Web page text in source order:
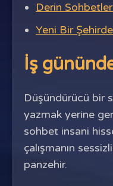
Derin
Yeni Bir
İş
Düşündürücü bir
yazmak yerine
sohbet insani
çalışmanın
panzehir.